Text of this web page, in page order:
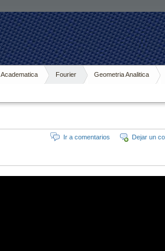
Academatica Fourier Geometria Analitica
Dejar un
Ir a comentarios